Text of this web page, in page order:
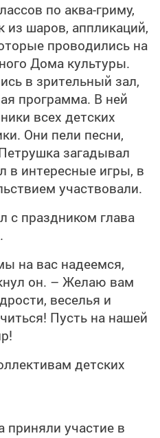
по аква-гриму,
из шаров, аппликаций,
проводились на
Дома культуры.
в зрительный зал,
программа. В ней
всех детских
Они пели песни,
загадывал
в интересные игры, в
участвовали.
с праздником глава
на вас надеемся,
он. – Желаю вам
веселья и
Пусть на нашей
детских
приняли участие в